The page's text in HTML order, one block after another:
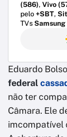
(586), Vivo
pelo+SBT,
TVsSamsung
Eduardo
federal
não ter
Câmara. Ele
imcompatível